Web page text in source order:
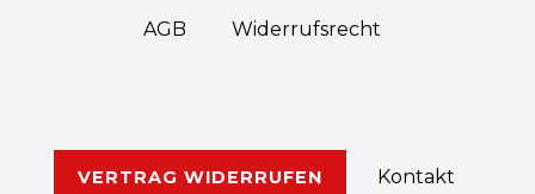
AGB Widerrufs­recht
VERTRAG WIDERRUFEN Kontakt